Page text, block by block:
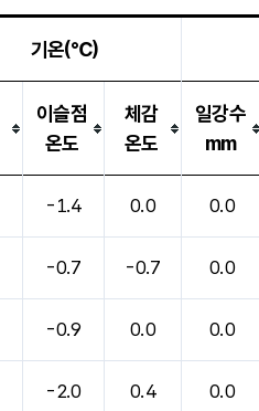
기온(℃)
이슬점
온도
체감
온도
일강수
mm
-1.4 0.0 0.0
-0.7 -0.7 0.0
-0.9 0.0 0.0
-2.0 0.4 0.0